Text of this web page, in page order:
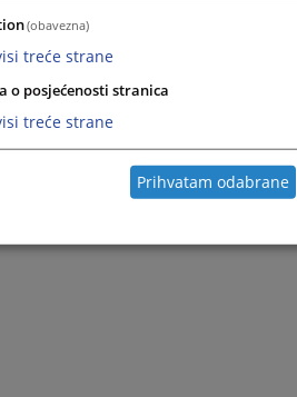
(obavezna)
treće strane
o posjećenosti stranica
treće strane
Prihvatam odabrane